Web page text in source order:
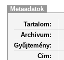
Metaadatok
Tartalom:
Archívum:
Gyűjtemény:
Cím: